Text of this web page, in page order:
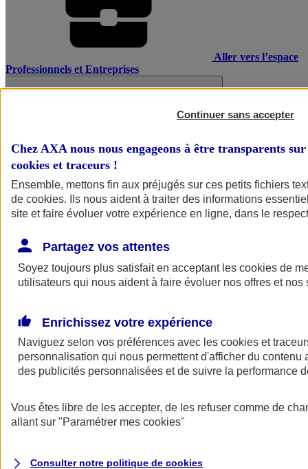
Aller vers l’espace
Professionnels et Entreprises
AXA Assurance
Continuer sans accepter
Chez AXA nous nous engageons à être transparents
cookies et traceurs !
Ensemble, mettons fin aux préjugés sur ces petits fichiers
de cookies. Ils nous aident à traiter des informations
site et faire évoluer votre expérience en ligne, dans le
Partagez vos attentes
Soyez toujours plus satisfait en acceptant les cookies de
utilisateurs qui nous aident à faire évoluer nos offres et nos
Enrichissez votre expérience
Naviguez selon vos préférences avec les cookies et
personnalisation qui nous permettent d'afficher du contenu
des publicités personnalisées et de suivre la performance
Vous êtes libre de les accepter, de les refuser comme de
allant sur "Paramétrer mes cookies"
Consulter notre politique de cookies